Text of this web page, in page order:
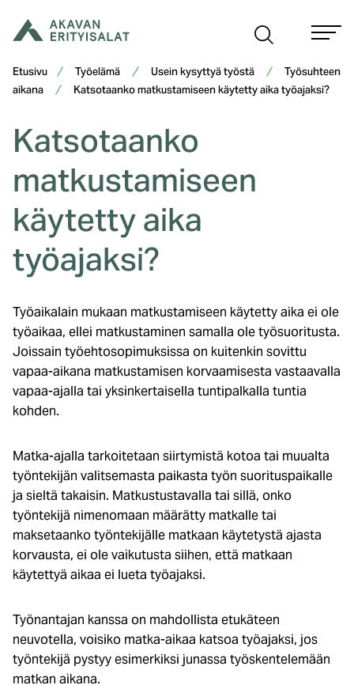
sisältöön
Etusivu Työelämä Usein kysyttyä työstä
Työsuhteen
aikana
Katsotaanko matkustamiseen käytetty aika työajaksi?
Katsotaanko
matkustamiseen
käytetty aika
työajaksi?
Työaikalain mukaan matkustamiseen käytetty aika ei ole
työaikaa, ellei matkustaminen samalla ole työsuoritusta.
Joissain työehtosopimuksissa on kuitenkin sovittu
vapaa-aikana matkustamisen korvaamisesta vastaavalla
vapaa-ajalla tai yksinkertaisella tuntipalkalla tuntia
kohden.
Matka-ajalla tarkoitetaan siirtymistä kotoa tai muualta
työntekijän valitsemasta paikasta työn suorituspaikalle
ja sieltä takaisin. Matkustustavalla tai sillä, onko
työntekijä nimenomaan määrätty matkalle tai
maksetaanko työntekijälle matkaan käytetystä ajasta
korvausta, ei ole vaikutusta siihen, että matkaan
käytettyä aikaa ei lueta työajaksi.
Työnantajan kanssa on mahdollista etukäteen
neuvotella, voisiko matka-aikaa katsoa työajaksi, jos
työntekijä pystyy esimerkiksi junassa työskentelemään
matkan aikana.